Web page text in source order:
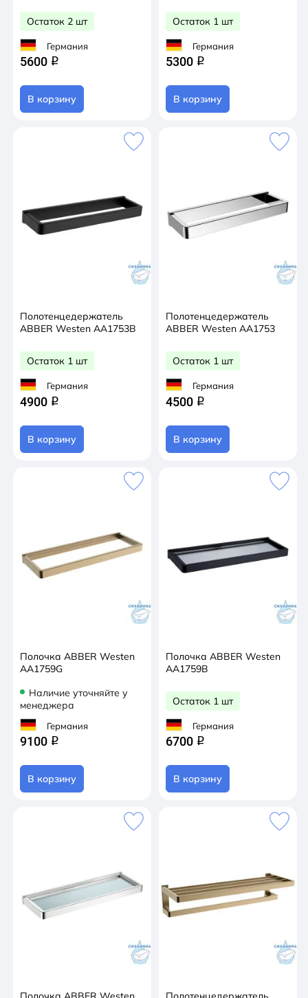
Остаток 2 шт
Германия
5600 q
В корзину
Остаток 1 шт
Германия
5300 q
В корзину
Полотенцедержатель
ABBER Westen AA1753B
Остаток 1 шт
Германия
4900 q
В корзину
Полотенцедержатель
ABBER Westen AA1753
Остаток 1 шт
Германия
4500 q
В корзину
Полочка ABBER Westen
AA1759G
Наличие уточняйте у
менеджера
Германия
9100 q
В корзину
Полочка ABBER Westen
AA1759B
Остаток 1 шт
Германия
6700 q
В корзину